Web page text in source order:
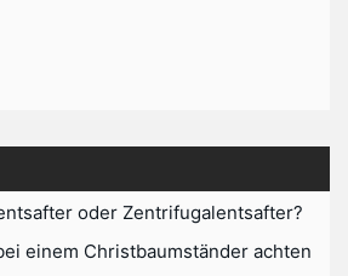
oder Zentrifugalentsafter?
einem Christbaumständer achten